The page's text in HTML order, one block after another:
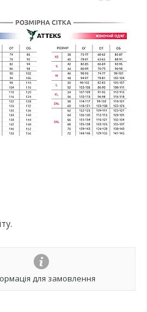
для замовлення